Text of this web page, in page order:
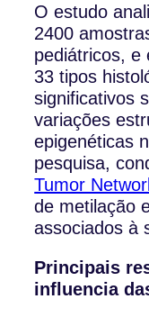
O estudo
2400
pediátricos, e
33 tipos
significativos
variações
epigenéticas
pesquisa,
Tumor
de metilação
associados à
Principais
influencia